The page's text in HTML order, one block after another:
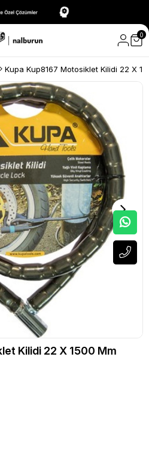
0
Kilidi 22 X 1500 Mm